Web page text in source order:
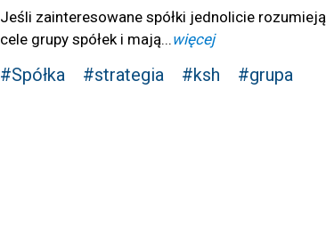
Jeśli zainteresowane spółki jednolicie rozumieją
cele grupy spółek i mają... więcej
#Spółka #strategia #ksh #grupa